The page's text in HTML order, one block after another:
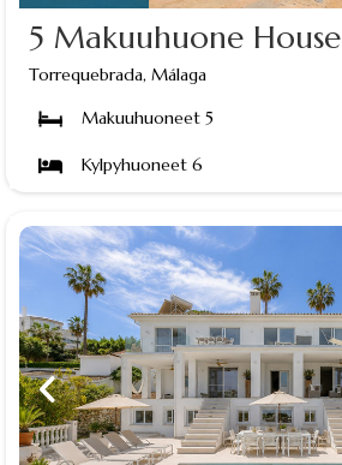
5 Makuuhuone House
Torrequebrada, Málaga
Makuuhuoneet 5
Kylpyhuoneet 6